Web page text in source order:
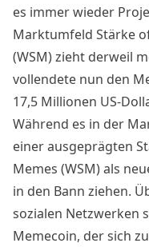
es immer wieder
Marktumfeld Stärke
(WSM) zieht derweil
vollendete nun den
17,5 Millionen US-
Während es in der
einer ausgeprägten
Memes (WSM)als
in den Bann ziehen.
sozialen Netzwerken
Memecoin, der sich